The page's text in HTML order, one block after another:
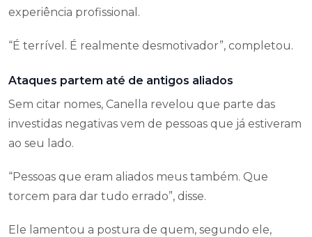
experiência profissional.
“É terrível. É realmente desmotivador”, completou.
Ataques partem até de antigos aliados
Sem citar nomes, Canella revelou que parte das
investidas negativas vem de pessoas que já estiveram
ao seu lado.
“Pessoas que eram aliados meus também. Que
torcem para dar tudo errado”, disse.
Ele lamentou a postura de quem, segundo ele,